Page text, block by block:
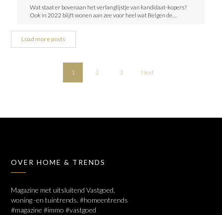
Wat staat er bovenaan het verlanglijstje van kandidaat-kopers?
Ook in 2022 blijft wonen aan zee voor heel wat Belgen de…
Load more posts
1 2 3 Next
OVER HOME & TRENDS
Magazine met uitsluitend Vastgoed,
woning -en tuintrends. #homeentrends
#magazine #immo #vastgoed